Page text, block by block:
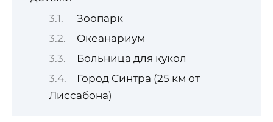
Зоопарк
Океанариум
Больница для кукол
Город Синтра (25 км от
Лиссабона)